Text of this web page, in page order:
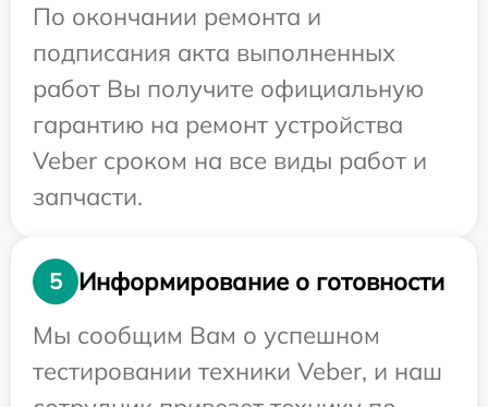
По окончании ремонта и
подписания акта выполненных
работ Вы получите официальную
гарантию на ремонт устройства
Veber сроком на все виды работ и
запчасти.
5
Информирование о готовности
Мы сообщим Вам о успешном
тестировании техники Veber, и наш